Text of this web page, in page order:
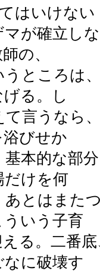
はいけない
が確立し
の、
ところは
る。し
言うなら
びせか
本的な部
だけを何
あとはまた
いう子育
る。二番
に破壊す